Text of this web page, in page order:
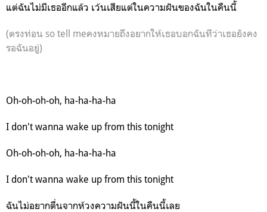
แต่ฉันไม่มีเธออีกแล้ว เว้นเสียแต่ในความฝันของฉันในคืนนี้
(ตรงท่อน so tell meคงหมายถึงอยากให้เธอบอกฉันทีว่าเธอยังคง
รอฉันอยู่)
Oh-oh-oh-oh, ha-ha-ha-ha
I don't wanna wake up from this tonight
Oh-oh-oh-oh, ha-ha-ha-ha
I don't wanna wake up from this tonight
ฉันไม่อยากตื่นจากห้วงความฝันนี้ในคืนนี้เลย